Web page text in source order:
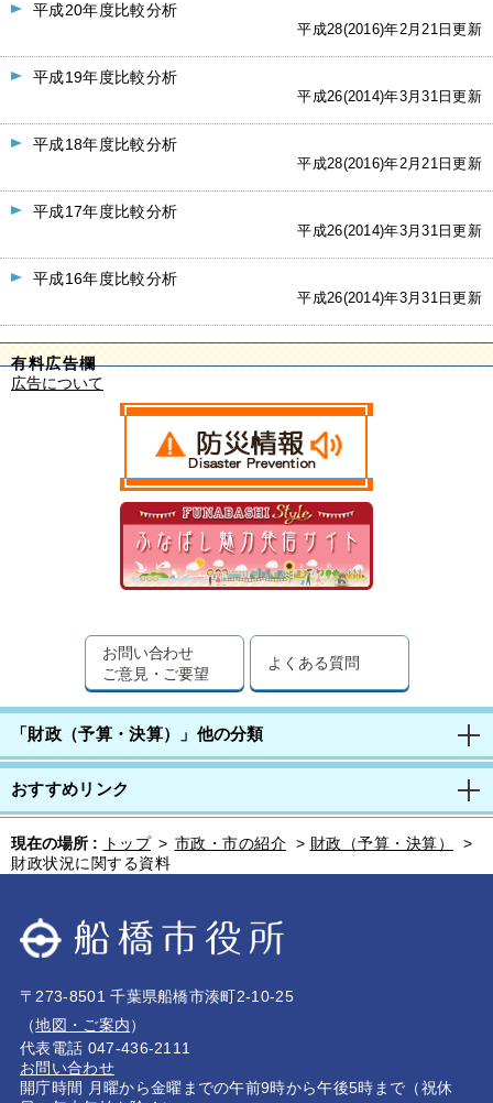
平成20年度比較分析
平成28(2016)年2月21日更新
平成19年度比較分析
平成26(2014)年3月31日更新
平成18年度比較分析
平成28(2016)年2月21日更新
平成17年度比較分析
平成26(2014)年3月31日更新
平成16年度比較分析
平成26(2014)年3月31日更新
有料広告欄
広告について
お問い合わせ
ご意見・ご要望
よくある質問
「財政（予算・決算）」他の分類
おすすめリンク
現在の場所 : トップ > 市政・市の紹介 > 財政（予算・決算）
>
財政状況に関する資料
〒273-8501 千葉県船橋市湊町2-10-25
（地図・ご案内）
代表電話 047-436-2111
お問い合わせ
開庁時間 月曜から金曜までの午前9時から午後5時まで（祝休